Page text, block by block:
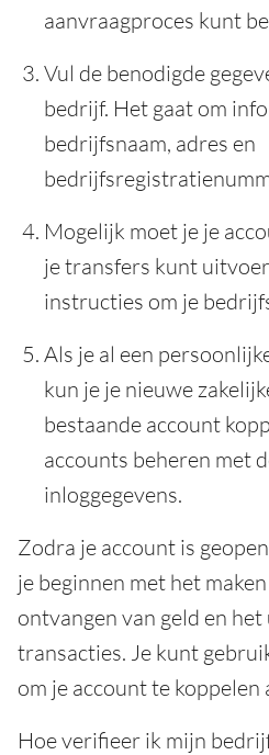
aanvraagproces kunt
Vul de benodigde
bedrijf. Het gaat om
bedrijfsnaam, adres en
Mogelijk moet je je
je transfers kunt
instructies om je
Als je al een
kun je je nieuwe
bestaande account
accounts beheren met
inloggegevens.
Zodra je account is
je beginnen met het
ontvangen van geld en
transacties. Je kunt
om je account te koppelen
Hoe verifieer ik mijn